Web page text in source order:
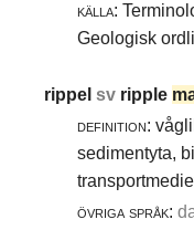
källa:
Geologisk
rippelsv ripple
definition:
sedimentyta,
övriga språk: